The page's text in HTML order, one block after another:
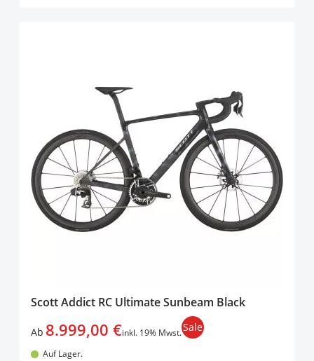
Scott Addict RC Ultimate Sunbeam Black
Ab 8.999,00 €inkl. 19% Mwst.Sale
Auf Lager.